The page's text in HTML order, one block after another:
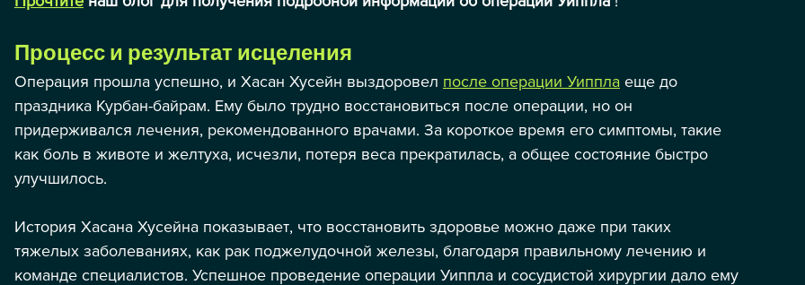
| Naciye Teyzenin Hasta Hikâyesi
Процесс и результат исцеления
Операция прошла успешно, и Хасан Хусейн выздоровел после операции Уиппла еще до
праздника Курбан-байрам. Ему было трудно восстановиться после операции, но он
придерживался лечения, рекомендованного врачами. За короткое время его симптомы, такие
как боль в животе и желтуха, исчезли, потеря веса прекратилась, а общее состояние быстро
улучшилось.
История Хасана Хусейна показывает, что восстановить здоровье можно даже при таких
тяжелых заболеваниях, как рак поджелудочной железы, благодаря правильному лечению и
команде специалистов. Успешное проведение операции Уиппла и сосудистой хирургии дало ему